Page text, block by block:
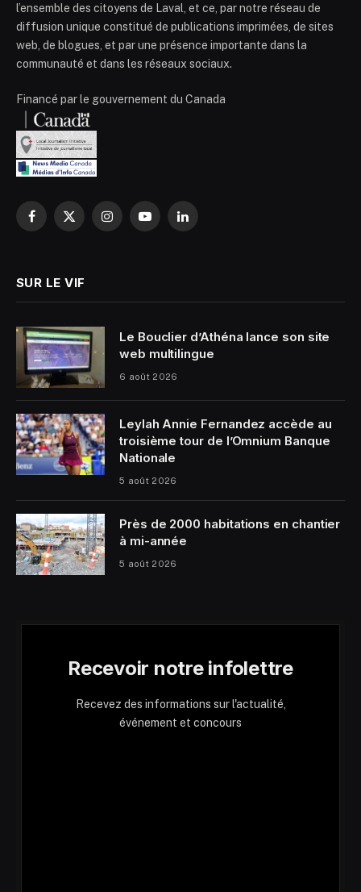
l’ensemble des citoyens de Laval, et ce, par notre réseau de
diffusion unique constitué de publications imprimées, de sites
web, de blogues, et par une présence importante dans la
communauté et dans les réseaux sociaux.
Financé par le gouvernement du Canada
Facebook
X
InstagramYouTubeLinkedIn
SUR LE VIF
Le Bouclier d’Athéna lance son site
web multilingue
6 août 2026
Leylah Annie Fernandez accède au
troisième tour de l’Omnium Banque
Nationale
5 août 2026
Près de 2000 habitations en chantier
à mi-année
5 août 2026
Recevoir notre infolettre
Recevez des informations sur l'actualité,
événement et concours